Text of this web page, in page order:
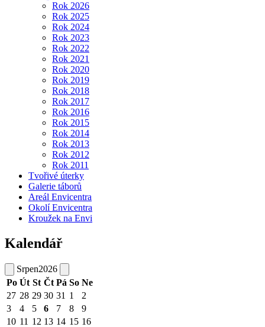
Rok 2026
Rok 2025
Rok 2024
Rok 2023
Rok 2022
Rok 2021
Rok 2020
Rok 2019
Rok 2018
Rok 2017
Rok 2016
Rok 2015
Rok 2014
Rok 2013
Rok 2012
Rok 2011
Tvořivé úterky
Galerie táborů
Areál Envicentra
Okolí Envicentra
Kroužek na Envi
Kalendář
Srpen2026
Po Út St Čt Pá So Ne
27 28 29 30 31 1
2
3
4 5 6 7 8
9
10 11 12 13 14 15 16